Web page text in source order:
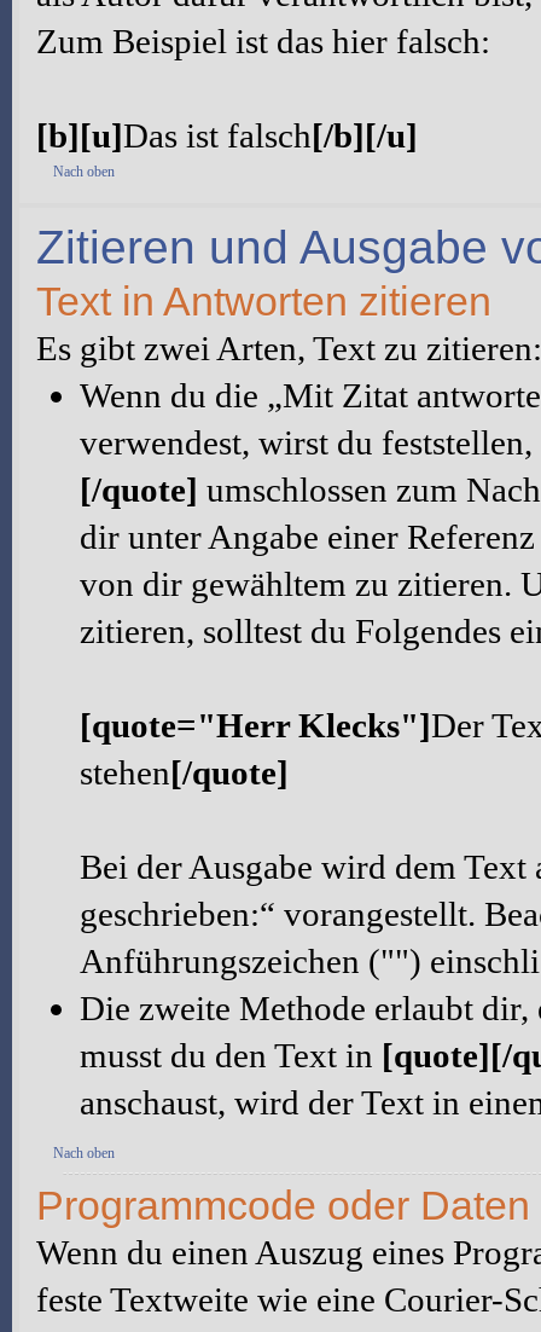
Zum Beispiel ist das hier falsch:
[b][u]Das ist falsch[/b][/u]
Nach oben
Zitieren und Ausgabe
Text in Antworten zitieren
Es gibt zwei Arten, Text zu
Wenn du die „Mit Zitat
verwendest, wirst du
[/quote] umschlossen zum
dir unter Angabe einer
von dir gewähltem zu zitieren.
zitieren, solltest du Folgendes
[quote="Herr Klecks"]Der
stehen[/quote]
Bei der Ausgabe wird dem
geschrieben:“ vorangestellt.
Anführungszeichen ("")
Die zweite Methode erlaubt dir,
musst du den Text in [quote][/
anschaust, wird der Text in
Nach oben
Programmcode oder
Wenn du einen Auszug eines
feste Textweite wie eine Courier-